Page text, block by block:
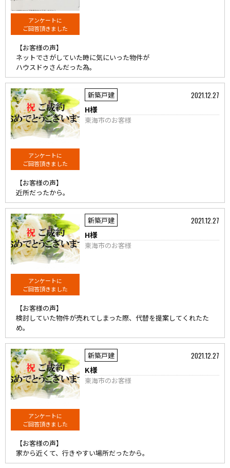
アンケートに
ご回答頂きました
【お客様の声】
ネットでさがしていた時に気にいった物件が
ハウスドゥさんだった為。
アンケートに
ご回答頂きました
新築戸建 2021.12.27
H様
東海市のお客様
【お客様の声】
近所だったから。
アンケートに
ご回答頂きました
新築戸建 2021.12.27
H様
東海市のお客様
【お客様の声】
検討していた物件が売れてしまった際、代替を提案してくれたた
め。
アンケートに
ご回答頂きました
新築戸建 2021.12.27
K様
東海市のお客様
【お客様の声】
家から近くて、行きやすい場所だったから。